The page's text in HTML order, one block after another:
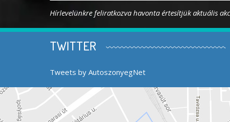
Hírlevelünkre feliratkozva havonta értesítjük aktuális
TWITTER
Tweets by AutoszonyegNet